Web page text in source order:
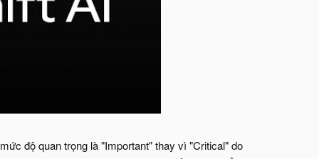
độ quan trọng là "Important" thay vì "Critical" do